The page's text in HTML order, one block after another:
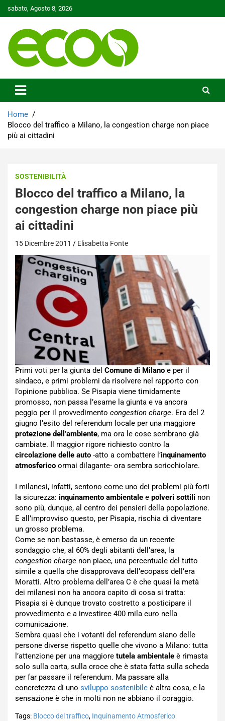
to
sabato, Agosto 8, 2026
Ecoo.it
Home
Blocco del traffico a Milano, la congestion charge non piace
più ai cittadini
SOSTENIBILITÀ
Blocco del traffico a Milano, la
congestion charge non piace più
ai cittadini
15 Dicembre 2011 Elisabetta Fonte
Primi voti per la giunta del Comune di Milano e per il
sindaco, e primi problemi da risolvere nel rapporto con
l’opinione pubblica. Se Pisapia viene timidamente
promosso, non passa l’esame la giunta e va ancora
peggio per il provvedimento congestion charge. Era del 2
giugno l’esito del referendum locale per una maggiore
protezione dell’ambiente, ma ora le cose sembrano già
cambiate. Il maggior rigore richiesto contro la
circolazione delle auto -atto a combattere l’inquinamento
atmosferico ormai dilagante- ora sembra scricchiolare.
I milanesi, infatti, sentono come uno dei problemi più forti
la sicurezza: inquinamento ambientale e polveri sottili non
sono più, dunque, al centro dei pensieri della popolazione.
E all’improvviso questo, per Pisapia, rischia di diventare
un grosso problema.
Come se non bastasse, è emerso da un recente
sondaggio che, al 60% degli abitanti dell’area, la
congestion charge non piace, una percentuale del tutto
simile a quella che disapprovava dell’ecopass dell’era
Moratti. Altro problema dell’area C è che quasi la metà
dei milanesi non ha ancora capito di cosa si tratta:
Pisapia si è dunque trovato costretto a posticipare il
provvedimento e a investiree 400 mila euro nella
comunicazione.
Sembra quasi che i votanti del referendum siano delle
persone diverse rispetto quelle che vivono a Milano: tutta
l’attenzione per una maggiore tutela ambientale è rimasta
solo sulla carta, sulla croce che è stata fatta sulla scheda
per far passare il referendum. Ma passare alla
concretezza di uno sviluppo sostenibile è altra cosa, e la
sensazione è che in molti non ne abbiano il coraggio.
Tags: Blocco del traffico, Inquinamento Atmosferico